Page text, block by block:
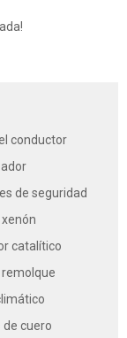
conductor
de seguridad
catalítico
remolque
cuero